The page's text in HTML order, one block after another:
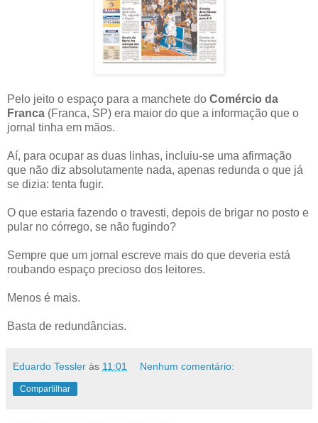
Pelo jeito o espaço para a manchete do Comércio da
Franca (Franca, SP) era maior do que a informação que o
jornal tinha em mãos.
Aí, para ocupar as duas linhas, incluiu-se uma afirmação
que não diz absolutamente nada, apenas redunda o que já
se dizia: tenta fugir.
O que estaria fazendo o travesti, depois de brigar no posto e
pular no córrego, se não fugindo?
Sempre que um jornal escreve mais do que deveria está
roubando espaço precioso dos leitores.
Menos é mais.
Basta de redundâncias.
Eduardo Tessler às 11:01 Nenhum comentário:
Compartilhar